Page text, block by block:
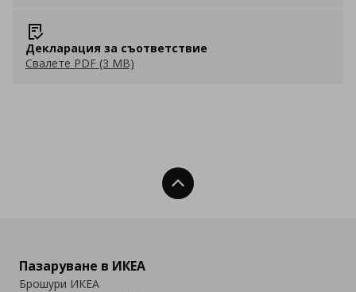
Декларация за съответствие
Свалете PDF (3 MB)
Нагоре
Пазаруване в ИКЕА
Брошури ИКЕА